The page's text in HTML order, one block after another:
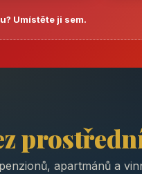
Umístěte ji sem.
apartmánů a